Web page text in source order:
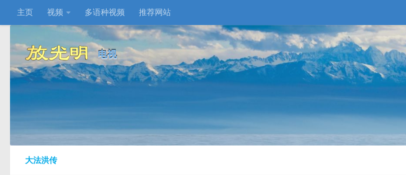
Skip to content
主页 视频 多语种视频 推荐网站
电视
大法洪传